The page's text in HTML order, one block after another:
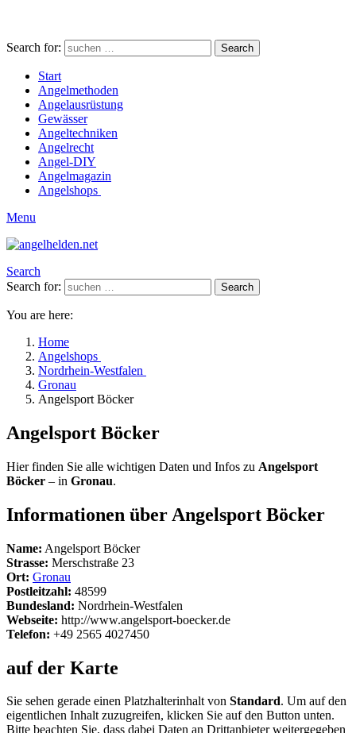
Search for: Search
Start
Angelmethoden
Angelausrüstung
Gewässer
Angeltechniken
Angelrecht
Angel-DIY
Angelmagazin
Angelshops
Menu
Search
Search for:
Search
You are here:
Home
Angelshops
Nordrhein-Westfalen
Gronau
Angelsport Böcker
Angelsport Böcker
Hier finden Sie alle wichtigen Daten und Infos zu Angelsport
Böcker – in Gronau.
Informationen über Angelsport Böcker
Name: Angelsport Böcker
Strasse: Merschstraße 23
Ort: Gronau
Postleitzahl: 48599
Bundesland: Nordrhein-Westfalen
Webseite: http://www.angelsport-boecker.de
Telefon: +49 2565 4027450
auf der Karte
Sie sehen gerade einen Platzhalterinhalt von Standard. Um auf den
eigentlichen Inhalt zuzugreifen, klicken Sie auf den Button unten.
Bitte beachten Sie, dass dabei Daten an Drittanbieter weitergegeben